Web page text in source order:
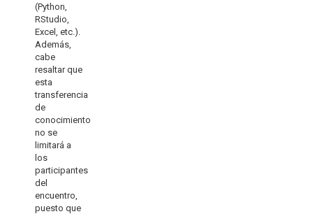
(Python,
RStudio,
Excel, etc.).
Además,
cabe
resaltar que
esta
transferencia
de
conocimiento
no se
limitará a
los
participantes
del
encuentro,
puesto que